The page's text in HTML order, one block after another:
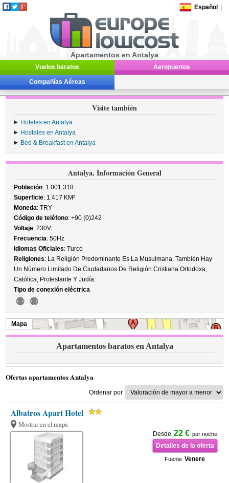
Español
Apartamentos en Antalya
Vuelos baratos Aeropuertos
Compañías Aéreas
Visite también
Hoteles en Antalya
Hostales en Antalya
Bed & Breakfast en Antalya
Antalya, Información General
Población: 1.001.318
Superficie: 1.417 KM²
Moneda: TRY
Código de teléfono: +90 (0)242
Voltaje: 230V
Frecuencia: 50Hz
Idiomas Oficiales: Turco
Religiones: La Religión Predominante Es La Musulmana. También Hay
Un Número Limitado De Ciudadanos De Religión Cristiana Ortodoxa,
Católica, Protestante Y Judía.
Tipo de conexión eléctrica
Mapa
Apartamentos baratos en Antalya
Ofertas apartamentos Antalya
Ordenar por
Albatros Apart Hotel
Mostrar en el mapa
Desde 22 € por noche
Detalles de la oferta
Fuente Venere